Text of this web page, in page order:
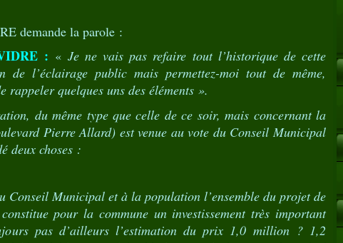
demande la parole :
: «Je ne vais pas refaire tout l’historique de cette
de l’éclairage public mais permettez-moi tout de même,
rappeler quelques uns des éléments ».
du même type que celle de ce soir, mais concernant la
Pierre Allard) est venue au vote du Conseil Municipal
deux choses :
Conseil Municipal et à la population l’ensemble du projet de
pour la commune un investissement très important
pas d’ailleurs l’estimation du prix 1,0 million ? 1,2